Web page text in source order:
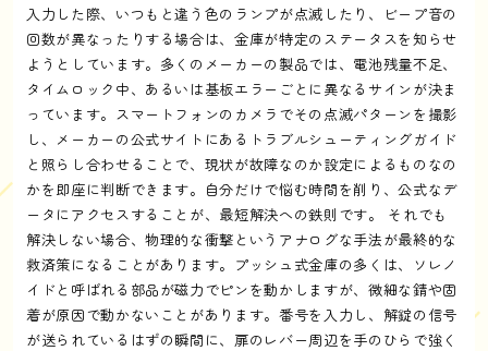
入力した際、いつもと違う色のランプが点滅したり、ビープ音の
回数が異なったりする場合は、金庫が特定のステータスを知らせ
ようとしています。多くのメーカーの製品では、電池残量不足、
タイムロック中、あるいは基板エラーごとに異なるサインが決ま
っています。スマートフォンのカメラでその点滅パターンを撮影
し、メーカーの公式サイトにあるトラブルシューティングガイド
と照らし合わせることで、現状が故障なのか設定によるものなの
かを即座に判断できます。自分だけで悩む時間を削り、公式なデ
ータにアクセスすることが、最短解決への鉄則です。 それでも
解決しない場合、物理的な衝撃というアナログな手法が最終的な
救済策になることがあります。プッシュ式金庫の多くは、ソレノ
イドと呼ばれる部品が磁力でピンを動かしますが、微細な錆や固
着が原因で動かないことがあります。番号を入力し、解錠の信号
が送られているはずの瞬間に、扉のレバー周辺を手のひらで強く